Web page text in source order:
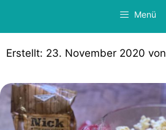
Menü
Weihnachtliches Popcorn
23. November 2020 von